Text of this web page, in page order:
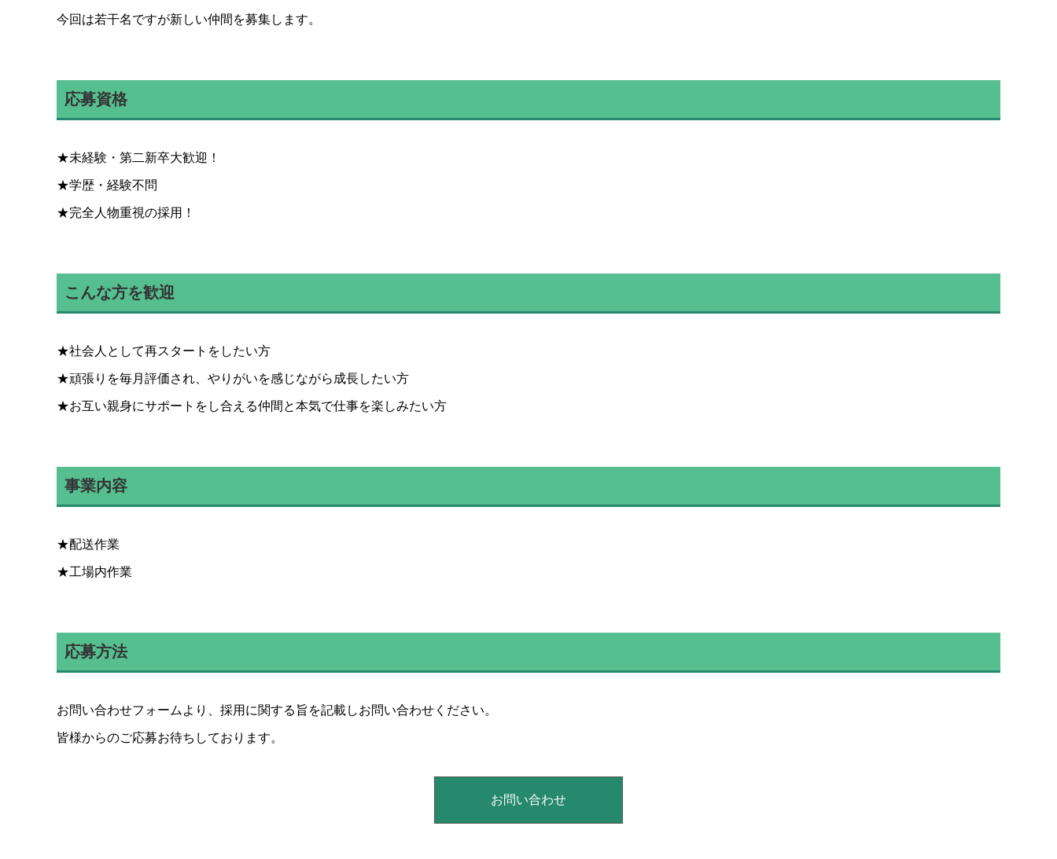
今回は若干名ですが新しい仲間を募集します。
応募資格
★未経験・第二新卒大歓迎！
★学歴・経験不問
★完全人物重視の採用！
こんな方を歓迎
★社会人として再スタートをしたい方
★頑張りを毎月評価され、やりがいを感じながら成長したい方
★お互い親身にサポートをし合える仲間と本気で仕事を楽しみたい方
事業内容
★配送作業
★工場内作業
応募方法
お問い合わせフォームより、採用に関する旨を記載しお問い合わせください。
皆様からのご応募お待ちしております。
お問い合わせ